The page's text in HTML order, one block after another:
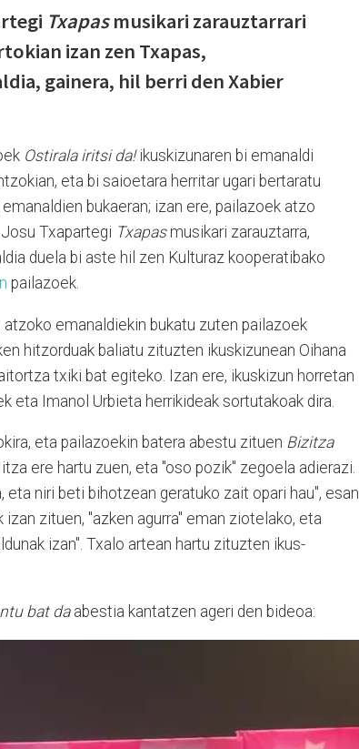
Txapasmusikari zarauztarrari
izan zen Txapas,
gainera, hil berri den Xabier
Ostirala iritsi da!ikuskizunaren bi emanaldi
eta bi saioetara herritar ugari bertaratu
bukaeran; izan ere, pailazoek atzo
Txapartegi Txapasmusikari zarauztarra,
duela bi aste hil zen Kulturaz kooperatibako
pailazoek.
emanaldiekin bukatu zuten pailazoek
hitzorduak baliatu zituzten ikuskizunean Oihana
txiki bat egiteko. Izan ere, ikuskizun horretan
eta Imanol Urbieta herrikideak sortutakoak dira.
eta pailazoekin batera abestu zituen Bizitza
ere hartu zuen, eta "oso pozik" zegoela adierazi.
eta niri beti bihotzean geratuko zait opari hau", esan
zituen, "azken agurra" eman ziotelako, eta
izan". Txalo artean hartu zituzten ikus-
bat daabestia kantatzen ageri den bideoa: